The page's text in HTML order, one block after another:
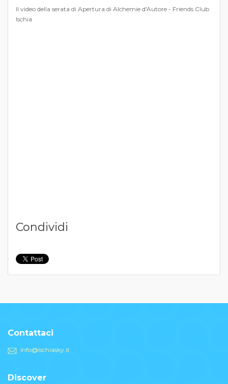
Il video della serata di Apertura di Alchemie d'Autore - Friends Club
Ischia
Condividi
Contattaci
info@ischiasky.it
Discover